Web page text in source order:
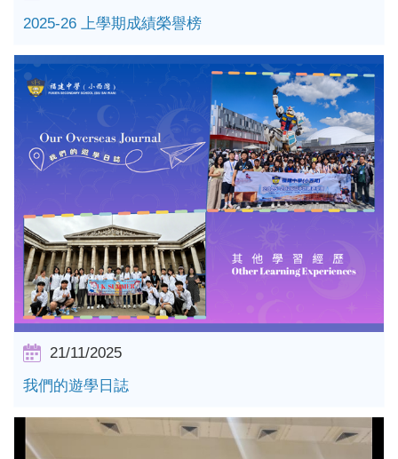
2025-26 上學期成績榮譽榜
21/11/2025
我們的遊學日誌
詳情